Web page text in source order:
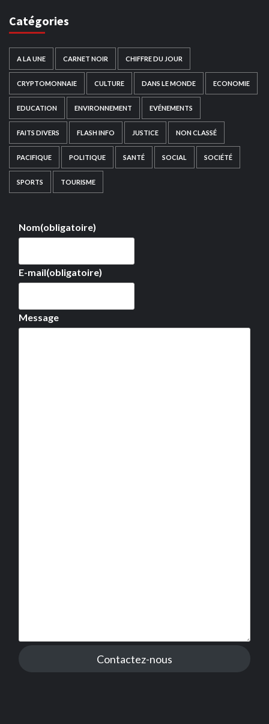
Catégories
A LA UNE CARNET NOIR CHIFFRE DU JOUR
CRYPTOMONNAIE CULTURE DANS LE MONDE ECONOMIE
EDUCATION ENVIRONNEMENT EVÉNEMENTS
FAITS DIVERS FLASH INFO JUSTICE NON CLASSÉ
PACIFIQUE POLITIQUE SANTÉ SOCIAL SOCIÉTÉ
SPORTS TOURISME
Nom(obligatoire)
E-mail(obligatoire)
Message
Contactez-nous